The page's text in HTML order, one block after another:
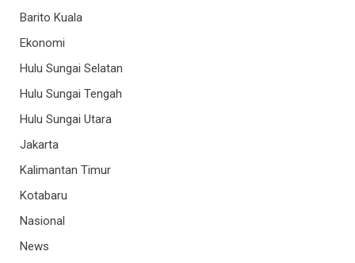
Barito Kuala
Ekonomi
Hulu Sungai Selatan
Hulu Sungai Tengah
Hulu Sungai Utara
Jakarta
Kalimantan Timur
Kotabaru
Nasional
News